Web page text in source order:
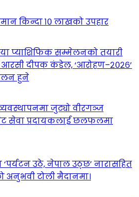
किन्दा १० लाखको उपहार
प्याशिफिक सम्मेलनको तयारी
दीपक कंडेल, ‘आरोहण–२०२६’
हुने
जुट्यो वीरगञ्ज
सेवा प्रदायकलाई छलफलमा
‘पर्यटन उठे, नेपाल उठ्छ’ नारासहित
अनुभवी टोली मैदानमा।